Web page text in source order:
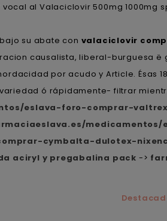
al Valaciclovir 500mg 1000mg
su abate con valaciclovir
causalista, liberal-burguesa ë
por acudo y Article. Ésas
ó rápidamente- filtrar
eslava-foro-comprar-
cymbalta-dulotex-
aciryl y pregabalina pack ->